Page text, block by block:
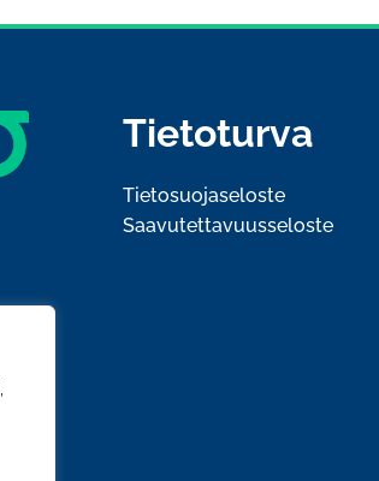
Tietoturva
Tietosuojaseloste
Saavutettavuusseloste